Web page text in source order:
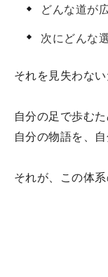
どんな道が
次にどんな
それを見失わな
自分の足で歩むた
自分の物語を、
それが、この体系